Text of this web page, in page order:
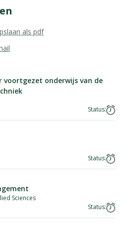
als pdf
onderwijs van de
Sciences